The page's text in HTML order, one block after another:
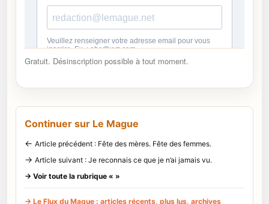
Gratuit. Désinscription possible à tout moment.
Continuer sur Le Mague
← Article précédent : Fête des mères. Fête des femmes.
→ Article suivant : Je reconnais ce que je n’ai jamais vu.
→ Voir toute la rubrique « »
→ Le Flux du Mague : articles récents, plus lus, archives